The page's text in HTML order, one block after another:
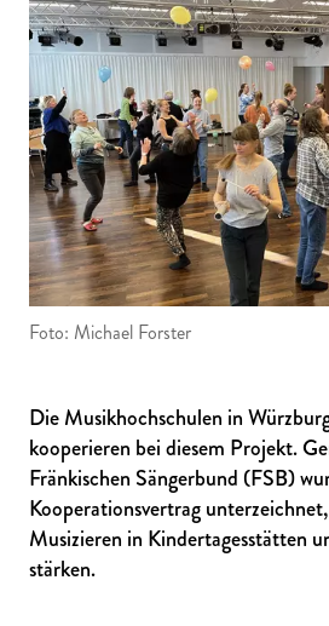
Foto: Michael Forster
Die Musikhochschulen in
kooperieren bei diesem Projekt.
Fränkischen Sängerbund (FSB)
Kooperationsvertrag
Musizieren in Kindertagesstätten
stärken.